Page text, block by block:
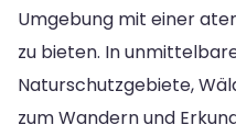
Umgebung mit einer
zu bieten. In
Naturschutzgebiete,
zum Wandern und